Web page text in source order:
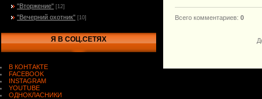
"Вторжение" [12]
"Вечерний охотник" [10]
Я В СОЦ.СЕТЯХ
В КОНТАКТЕ
FACEBOOK
INSTAGRAM
YOUTUBE
ОДНОКЛАСНИКИ
Всего комментариев: 0